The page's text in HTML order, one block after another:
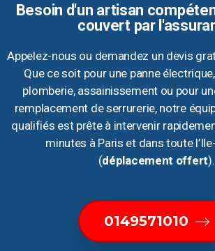
Besoin d'un artisan
couvert par
Appelez-nous ou demandez un devis
Que ce soit pour une panne
plomberie, assainissement ou pour
remplacement de serrurerie, notre
qualifiés est prête à intervenir
minutes à Paris et dans toute
(déplacement offert).
0149571010